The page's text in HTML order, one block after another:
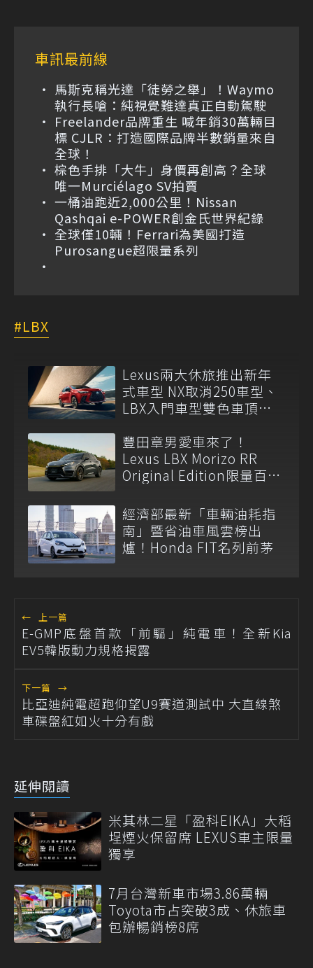
車訊最前線
馬斯克稱光達「徒勞之舉」！Waymo
執行長嗆：純視覺難達真正自動駕駛
Freelander品牌重生 喊年銷30萬輛目
標 CJLR：打造國際品牌半數銷量來自
全球！
棕色手排「大牛」身價再創高？全球
唯一Murciélago SV拍賣
一桶油跑近2,000公里！Nissan
Qashqai e-POWER創金氏世界紀錄
全球僅10輛！Ferrari為美國打造
Purosangue超限量系列
LBX
Lexus兩大休旅推出新年
式車型 NX取消250車型、
LBX入門車型雙色車頂改
豐田章男愛車來了！
Lexus LBX Morizo RR
Original Edition限量百台
經濟部最新「車輛油耗指
南」暨省油車風雲榜出
爐！Honda FIT名列前茅
← 上一篇
E-GMP底盤首款「前驅」純電車！全新Kia
EV5韓版動力規格揭露
下一篇 →
比亞迪純電超跑仰望U9賽道測試中 大直線煞
車碟盤紅如火十分有戲
延伸閱讀
米其林二星「盈科EIKA」大稻
埕煙火保留席 LEXUS車主限量
獨享
7月台灣新車市場3.86萬輛
Toyota市占突破3成、休旅車
包辦暢銷榜8席